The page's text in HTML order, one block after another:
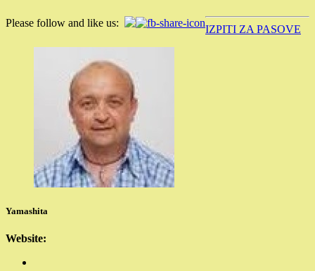
Please follow and like us:
IZPITI ZA PASOVE
Yamashita
Website: